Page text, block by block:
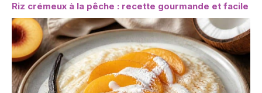
Riz crémeux à la pêche : recette gourmande et facile